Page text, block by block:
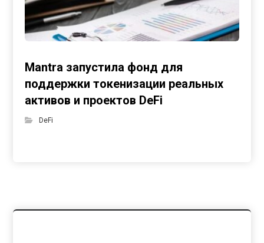
Mantra запустила фонд для
поддержки токенизации реальных
активов и проектов DeFi
DeFi